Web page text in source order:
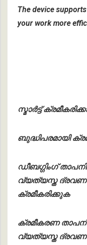
The device
your work more
സ്മാർട്ട്
ബുദ്ധിപരമായി
ഡീബഗ്ഗിംഗ്
വ്യത്യസ്ത
ക്രമീകരിക്കുക
ക്രമീകരണ
വ്യത്യസ്ത